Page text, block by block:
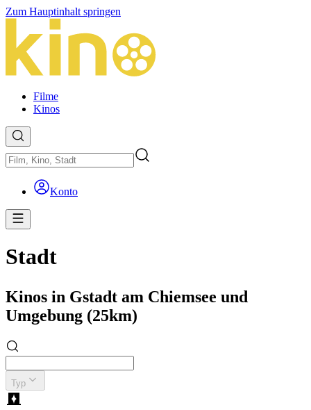
Zum Hauptinhalt springen
Filme
Kinos
Konto
Stadt
Kinos in Gstadt am Chiemsee und
Umgebung (25km)
Typ